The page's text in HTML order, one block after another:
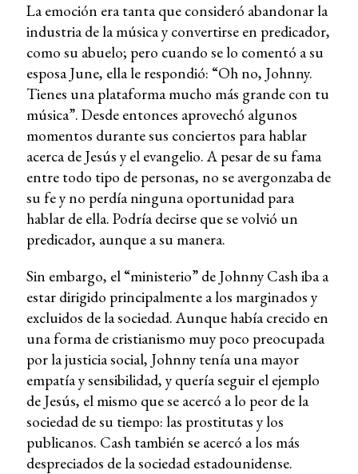
La emoción era tanta que consideró abandonar la
industria de la música y convertirse en predicador,
como su abuelo; pero cuando se lo comentó a su
esposa June, ella le respondió: “Oh no, Johnny.
Tienes una plataforma mucho más grande con tu
música”. Desde entonces aprovechó algunos
momentos durante sus conciertos para hablar
acerca de Jesús y el evangelio. A pesar de su fama
entre todo tipo de personas, no se avergonzaba de
su fe y no perdía ninguna oportunidad para
hablar de ella. Podría decirse que se volvió un
predicador, aunque a su manera.
Sin embargo, el “ministerio” de Johnny Cash iba a
estar dirigido principalmente a los marginados y
excluidos de la sociedad. Aunque había crecido en
una forma de cristianismo muy poco preocupada
por la justicia social, Johnny tenía una mayor
empatía y sensibilidad, y quería seguir el ejemplo
de Jesús, el mismo que se acercó a lo peor de la
sociedad de su tiempo: las prostitutas y los
publicanos. Cash también se acercó a los más
despreciados de la sociedad estadounidense.